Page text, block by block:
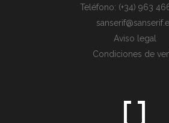
Teléfono: (+34) 963
Aviso legal
Condiciones de